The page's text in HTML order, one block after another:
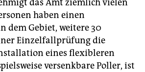
das Amt ziemlich vielen
haben einen
dem Gebiet, weitere 30
Einzelfallprüfung die
eines flexibleren
versenkbare Poller, ist